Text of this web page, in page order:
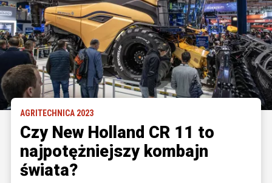
AGRITECHNICA 2023
Czy New Holland CR 11 to
najpotężniejszy kombajn
świata?